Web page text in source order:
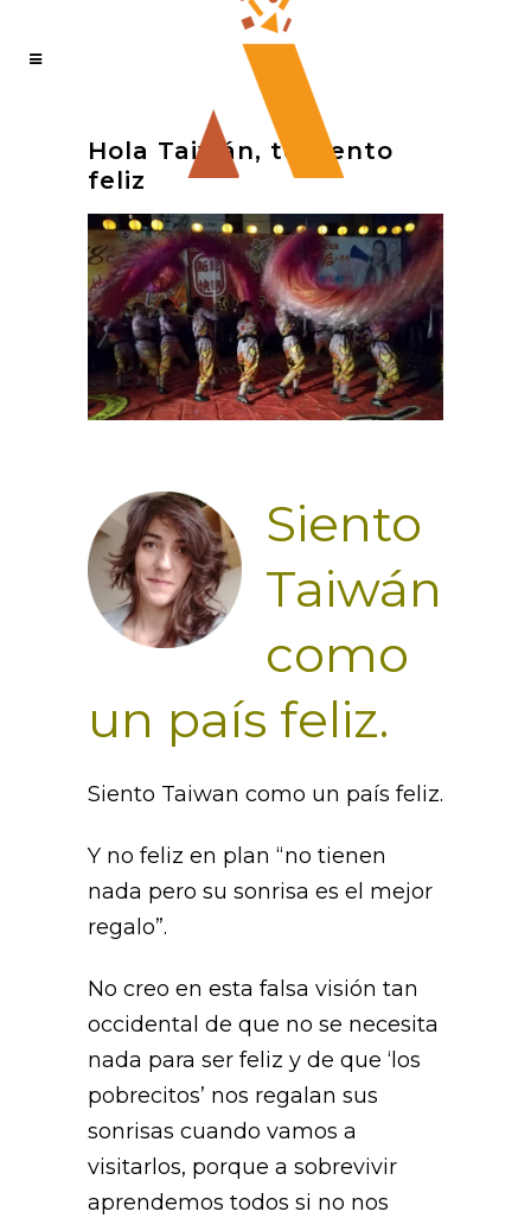
Hola Taiwán, te siento
feliz
Siento
Taiwán
como
un país feliz.
Siento Taiwan como un país feliz.
Y no feliz en plan “no tienen
nada pero su sonrisa es el mejor
regalo”.
No creo en esta falsa visión tan
occidental de que no se necesita
nada para ser feliz y de que ‘los
pobrecitos’ nos regalan sus
sonrisas cuando vamos a
visitarlos, porque a sobrevivir
aprendemos todos si no nos